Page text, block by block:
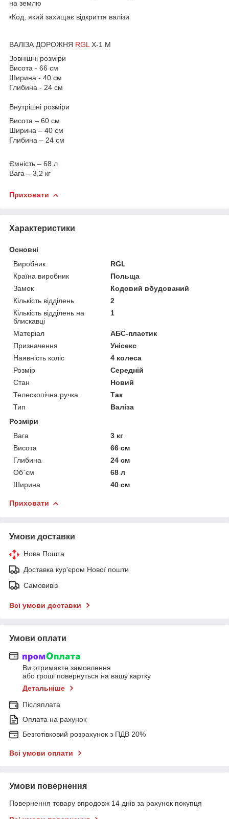
на землю
▪️Код, який захищає відкриття валізи
ВАЛІЗА ДОРОЖНЯ RGL X-1 M
Зовнішні розміри
Висота - 66 см
Ширина - 40 см
Глибина - 24 см
Внутрішні розміри
Висота – 60 см
Ширина – 40 см
Глибина – 24 см
Ємність – 68 л
Вага – 3,2 кг
Приховати
Характеристики
Основні
Виробник
RGL
Країна виробник
Польща
Замок
Кодовий вбудований
Кількість відділень
2
Кількість відділень на
блискавці
1
Матеріал
АБС-пластик
Призначення
Унісекс
Наявність коліс
4 колеса
Розмір
Середній
Стан
Новий
Телескопічна ручка
Так
Тип
Валіза
Розміри
Вага
3 кг
Висота
66 см
Глибина
24 см
Об`єм
68 л
Ширина
40 см
Приховати
Умови доставки
Нова Пошта
Доставка кур'єром Нової пошти
Самовивіз
Всі умови доставки
Умови оплати
Ви отримаєте замовлення
або гроші повернуться на вашу картку
Детальніше
Післяплата
Оплата на рахунок
Безготівковий розрахунок з ПДВ 20%
Всі умови оплати
Умови повернення
Повернення товару впродовж 14 днів за рахунок покупця